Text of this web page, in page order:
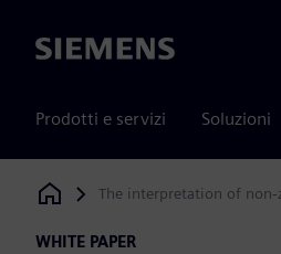
Siemens
Prodotti e servizi Soluzioni
Siemens Digital Industries Software
The interpretation of
WHITE PAPER